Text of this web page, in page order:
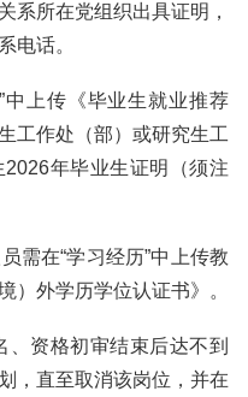
系所在党组织出具证明，
电话。
中上传《毕业生就业推荐
工作处（部）或研究生工
年毕业生证明（须注
需在“学习经历”中上传教
）外学历学位认证书》。
资格初审结束后达不到
，直至取消该岗位，并在